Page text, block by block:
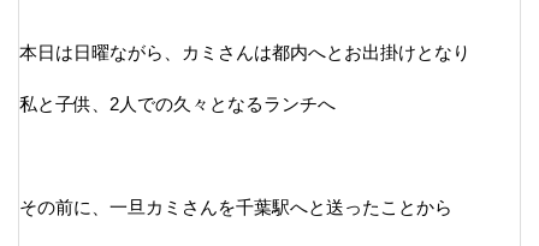
本日は日曜ながら、カミさんは都内へとお出掛けとなり
私と子供、2人での久々となるランチへ
その前に、一旦カミさんを千葉駅へと送ったことから